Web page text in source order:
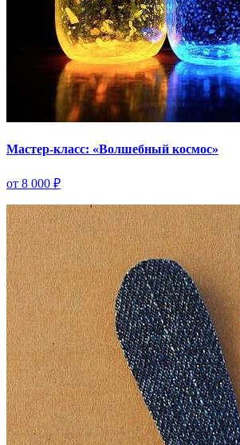
Мастер-класс: «Волшебный космос»
от 8 000 ₽